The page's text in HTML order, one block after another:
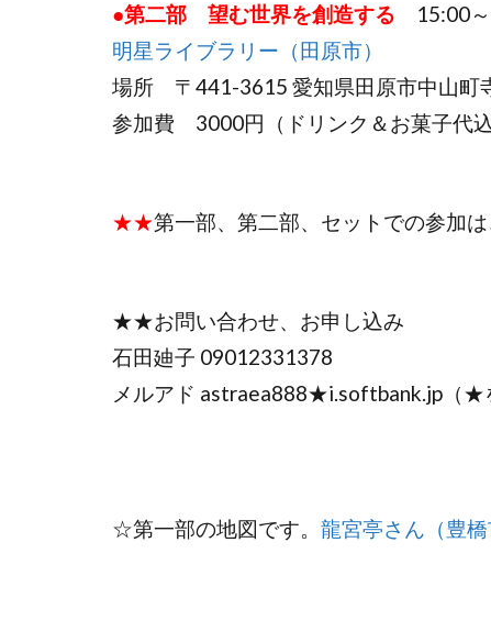
●第二部 望む世界を創造する 15:00
明星ライブラリー（田原市）
場所 〒441-3615 愛知県田原市中山
参加費 3000円（ドリンク＆お菓子代込
★★第一部、第二部、セットでの参加は
★★お問い合わせ、お申し込み
石田廸子 09012331378
メルアド astraea888★i.softbank.jp（★
☆第一部の地図です。 龍宮亭さん（豊橋